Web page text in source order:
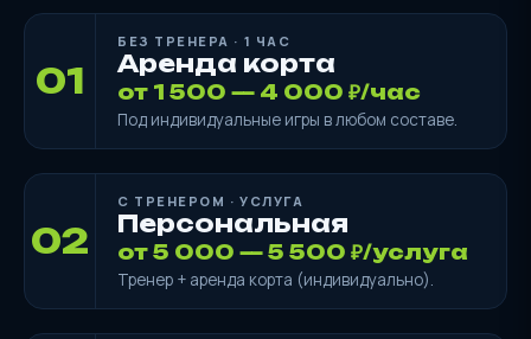
01
БЕЗ ТРЕНЕРА · 1 ЧАС
Аренда корта
от 1 500 — 4 000 ₽/час
Под индивидуальные игры в любом составе.
02
С ТРЕНЕРОМ · УСЛУГА
Персональная
от 5 000 — 5 500 ₽/услуга
Тренер + аренда корта (индивидуально).